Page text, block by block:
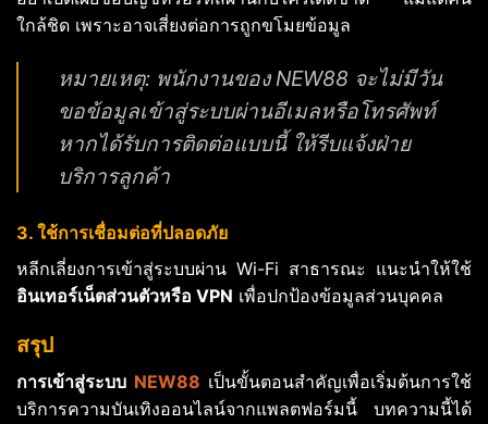
ใกล้ชิด เพราะอาจเสี่ยงต่อการถูกขโมยข้อมูล
หมายเหตุ: พนักงานของ NEW88 จะไม่มีวัน
ขอข้อมูลเข้าสู่ระบบผ่านอีเมลหรือโทรศัพท์
หากได้รับการติดต่อแบบนี้ ให้รีบแจ้งฝ่าย
บริการลูกค้า
3. ใช้การเชื่อมต่อที่ปลอดภัย
หลีกเลี่ยงการเข้าสู่ระบบผ่าน Wi-Fi สาธารณะ แนะนำให้ใช้
อินเทอร์เน็ตส่วนตัวหรือ VPN เพื่อปกป้องข้อมูลส่วนบุคคล
สรุป
การเข้าสู่ระบบ NEW88 เป็นขั้นตอนสำคัญเพื่อเริ่มต้นการใช้
บริการความบันเทิงออนไลน์จากแพลตฟอร์มนี้ บทความนี้ได้